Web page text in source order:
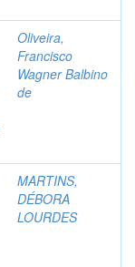
Oliveira,
Francisco
Wagner Balbino
de
MARTINS,
DÉBORA
LOURDES